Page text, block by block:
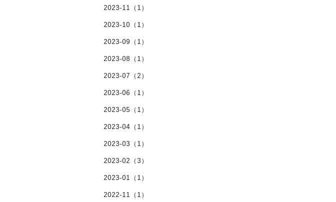
2023-11（1）
2023-10（1）
2023-09（1）
2023-08（1）
2023-07（2）
2023-06（1）
2023-05（1）
2023-04（1）
2023-03（1）
2023-02（3）
2023-01（1）
2022-11（1）